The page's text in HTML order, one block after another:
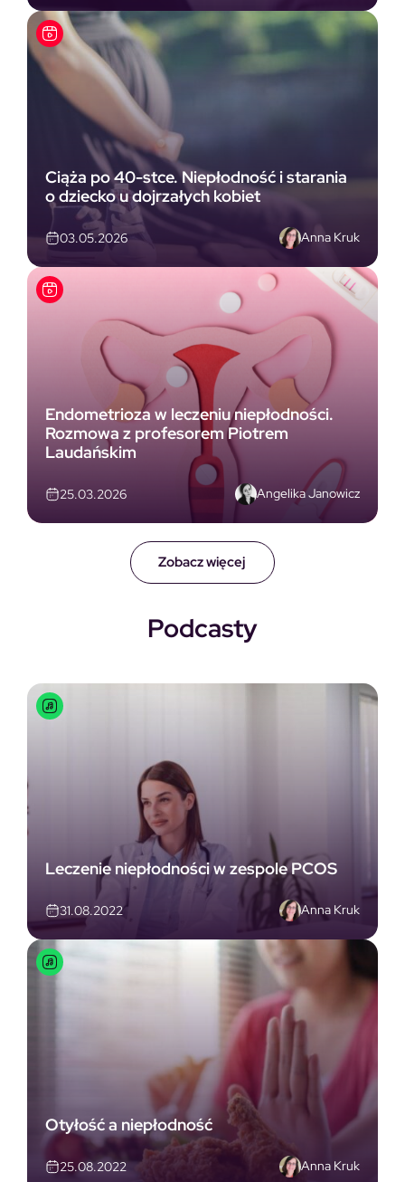
Zobacz więcej
Ciąża po 40-stce. Niepłodność i starania
o dziecko u dojrzałych kobiet
03.05.2026 Anna Kruk
Endometrioza w leczeniu niepłodności.
Rozmowa z profesorem Piotrem
Laudańskim
25.03.2026 Angelika Janowicz
Podcasty
Leczenie niepłodności w zespole PCOS
31.08.2022 Anna Kruk
Otyłość a niepłodność
25.08.2022 Anna Kruk